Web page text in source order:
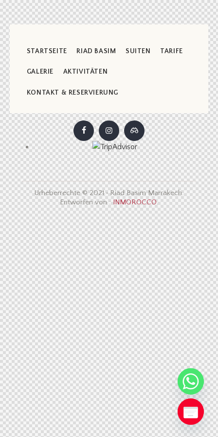
STARTSEITE RIAD BASIM SUITEN TARIFE
GALERIE AKTIVITÄTEN
KONTAKT & RESERVIERUNG
Urheberrechte © 2021 • Riad Basim Marrakech.
Entworfen von :INMOROCCO.